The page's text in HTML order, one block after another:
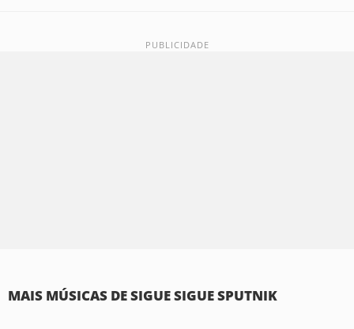
MAIS MÚSICAS DE SIGUE SIGUE SPUTNIK